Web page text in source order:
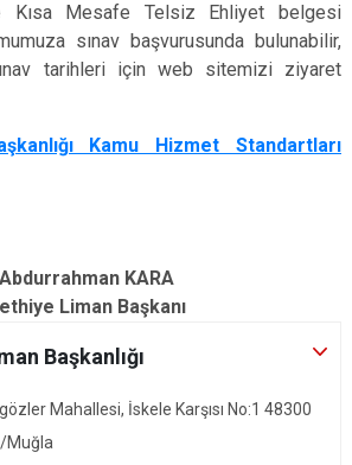
Kısa Mesafe Telsiz Ehliyet belgesi
sınav başvurusunda bulunabilir,
tarihleri için web sitemizi ziyaret
Kamu Hizmet Standartları
Abdurrahman KARA
Liman Başkanı
Başkanlığı
Mahallesi, İskele Karşısı No:1 48300
Muğla